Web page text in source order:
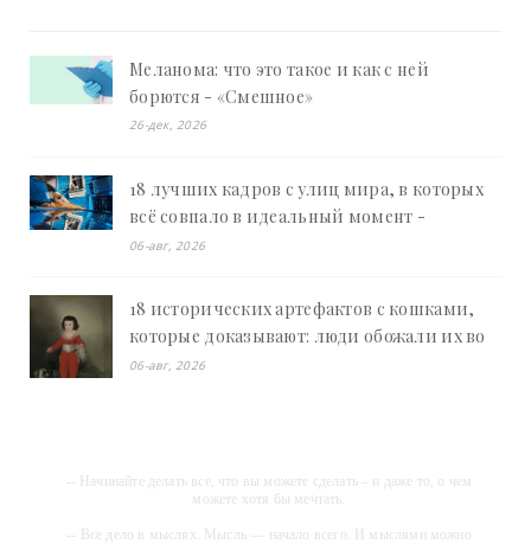
Меланома: что это такое и как с ней
борются - «Смешное»
26-дек, 2026
18 лучших кадров с улиц мира, в которых
всё совпало в идеальный момент -
«Смешное»
06-авг, 2026
18 исторических артефактов с кошками,
которые доказывают: люди обожали их во
все времена - «Смешное»
06-авг, 2026
-- Начинайте делать все, что вы можете сделать – и даже то, о чем
можете хотя бы мечтать.
-- Все дело в мыслях. Мысль — начало всего. И мыслями можно